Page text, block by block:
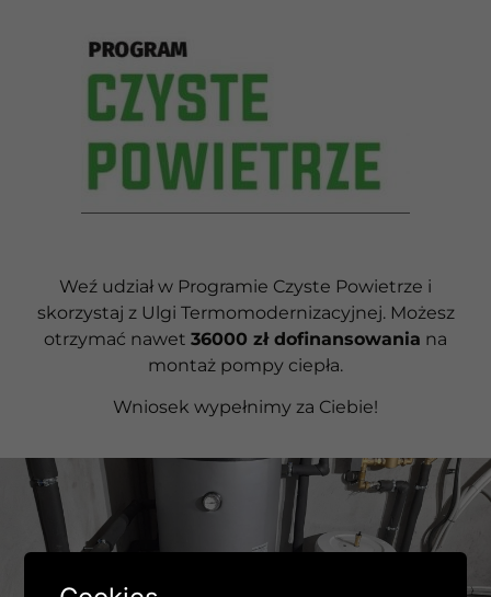
Weź udział w Programie Czyste Powietrze i
skorzystaj z Ulgi Termomodernizacyjnej. Możesz
otrzymać nawet 36000 zł dofinansowania na
montaż pompy ciepła.
Wniosek wypełnimy za Ciebie!